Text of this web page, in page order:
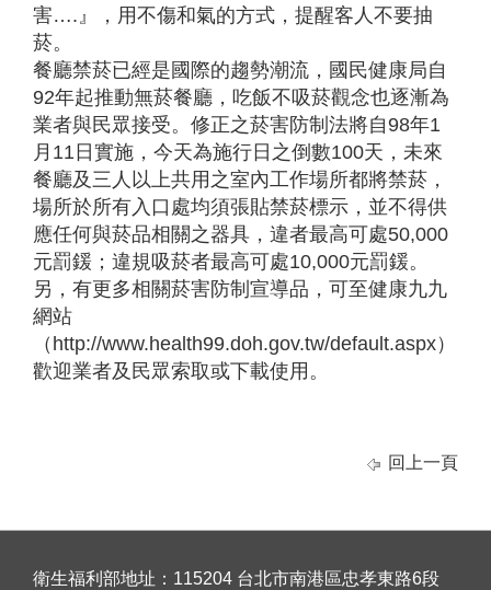
害….』，用不傷和氣的方式，提醒客人不要抽
菸。
餐廳禁菸已經是國際的趨勢潮流，國民健康局自
92年起推動無菸餐廳，吃飯不吸菸觀念也逐漸為
業者與民眾接受。修正之菸害防制法將自98年1
月11日實施，今天為施行日之倒數100天，未來
餐廳及三人以上共用之室內工作場所都將禁菸，
場所於所有入口處均須張貼禁菸標示，並不得供
應任何與菸品相關之器具，違者最高可處50,000
元罰鍰；違規吸菸者最高可處10,000元罰鍰。
另，有更多相關菸害防制宣導品，可至健康九九
網站
（http://www.health99.doh.gov.tw/default.aspx），
歡迎業者及民眾索取或下載使用。
回上一頁
衛生福利部地址：115204 台北市南港區忠孝東路6段